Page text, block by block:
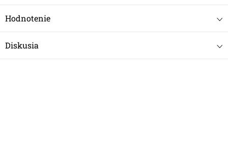
Hodnotenie
Diskusia